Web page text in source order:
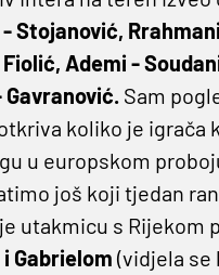
Stojanović,
Ademi -
Sam
koliko je igrača
u europskom
još koji tjedan
je utakmicu s Rijekom
Gabrielom (vidjela se